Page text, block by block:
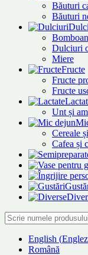
Băuturi
Băuturi
Dulciuri
Miere
Fructe
Fructe
Fructe
Unt și
Cereale
Cafea și
English (
Română